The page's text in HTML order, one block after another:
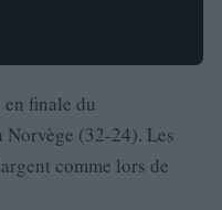
en finale du
(32-24). Les
comme lors de